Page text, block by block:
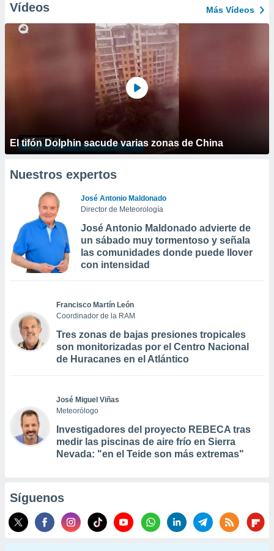
Vídeos Más Vídeos
El tifón Dolphin sacude varias zonas de China
Nuestros expertos
José Antonio Maldonado
Director de Meteorología
José Antonio Maldonado advierte de
un sábado muy tormentoso y señala
las comunidades donde puede llover
con intensidad
Francisco Martín León
Coordinador de la RAM
Tres zonas de bajas presiones tropicales
son monitorizadas por el Centro Nacional
de Huracanes en el Atlántico
José Miguel Viñas
Meteorólogo
Investigadores del proyecto REBECA tras
medir las piscinas de aire frío en Sierra
Nevada: "en el Teide son más extremas"
Síguenos